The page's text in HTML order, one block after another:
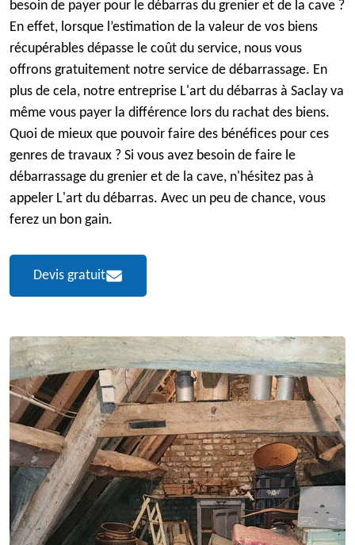
besoin de payer pour le débarras du grenier et de la cave ?
En effet, lorsque l’estimation de la valeur de vos biens
récupérables dépasse le coût du service, nous vous
offrons gratuitement notre service de débarrassage. En
plus de cela, notre entreprise L'art du débarras à Saclay va
même vous payer la différence lors du rachat des biens.
Quoi de mieux que pouvoir faire des bénéfices pour ces
genres de travaux ? Si vous avez besoin de faire le
débarrassage du grenier et de la cave, n'hésitez pas à
appeler L'art du débarras. Avec un peu de chance, vous
ferez un bon gain.
Devis gratuit